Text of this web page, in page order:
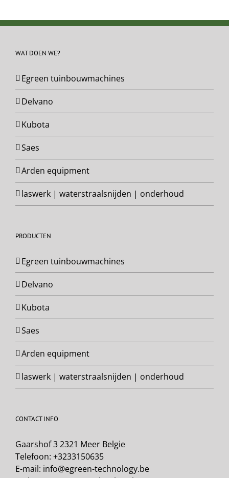
WAT DOEN WE?
Egreen tuinbouwmachines
Delvano
Kubota
Saes
Arden equipment
laswerk | waterstraalsnijden | onderhoud
PRODUCTEN
Egreen tuinbouwmachines
Delvano
Kubota
Saes
Arden equipment
laswerk | waterstraalsnijden | onderhoud
CONTACT INFO
Gaarshof 3 2321 Meer Belgie
Telefoon: +3233150635
E-mail: info@egreen-technology.be